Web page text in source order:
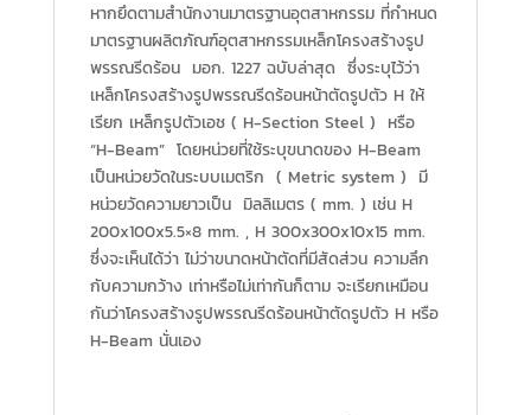
หากยึดตามสำนักงานมาตรฐานอุตสาหกรรม ที่กำหนด
มาตรฐานผลิตภัณฑ์อุตสาหกรรมเหล็กโครงสร้างรูป
พรรณรีดร้อน มอก. 1227 ฉบับล่าสุด ซึ่งระบุไว้ว่า
เหล็กโครงสร้างรูปพรรณรีดร้อนหน้าตัดรูปตัว H ให้
เรียก เหล็กรูปตัวเอช ( H-Section Steel ) หรือ
“H-Beam” โดยหน่วยที่ใช้ระบุขนาดของ H-Beam
เป็นหน่วยวัดในระบบเมตริก ( Metric system ) มี
หน่วยวัดความยาวเป็น มิลลิเมตร ( mm. ) เช่น H
200x100x5.5×8 mm. , H 300x300x10x15 mm.
ซึ่งจะเห็นได้ว่า ไม่ว่าขนาดหน้าตัดที่มีสัดส่วน ความลึก
กับความกว้าง เท่าหรือไม่เท่ากันก็ตาม จะเรียกเหมือน
กันว่าโครงสร้างรูปพรรณรีดร้อนหน้าตัดรูปตัว H หรือ
H-Beam นั่นเอง